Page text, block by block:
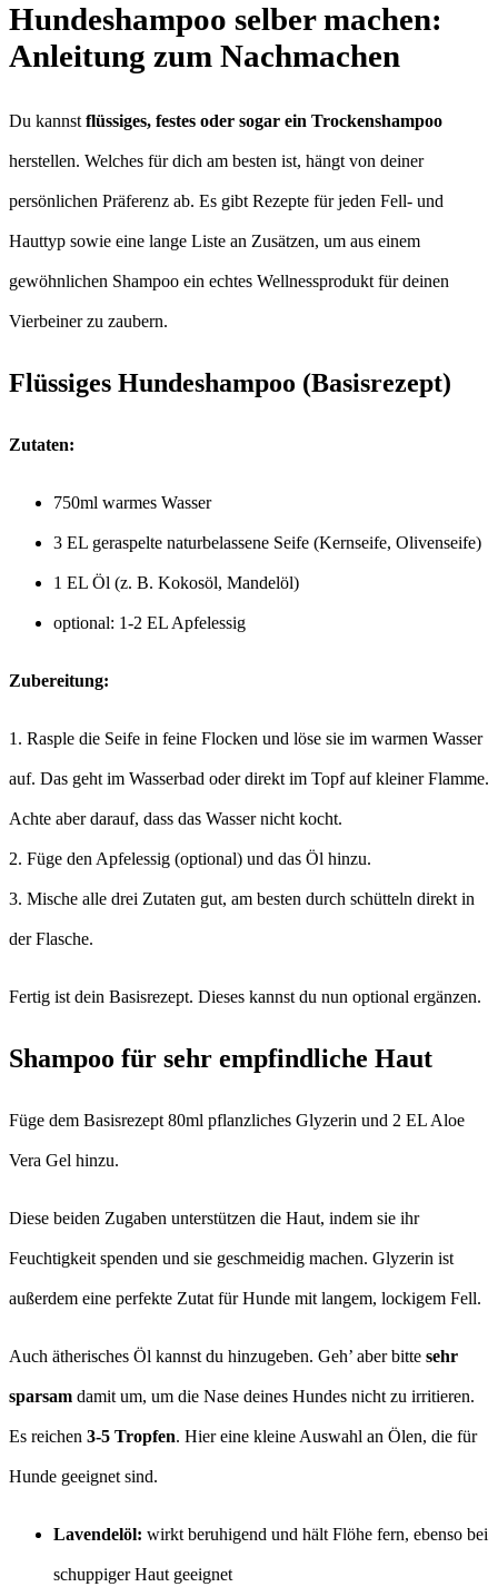
Hundeshampoo selber machen:
Anleitung zum Nachmachen
Du kannst flüssiges, festes oder sogar ein Trockenshampoo
herstellen. Welches für dich am besten ist, hängt von deiner
persönlichen Präferenz ab. Es gibt Rezepte für jeden Fell- und
Hauttyp sowie eine lange Liste an Zusätzen, um aus einem
gewöhnlichen Shampoo ein echtes Wellnessprodukt für deinen
Vierbeiner zu zaubern.
Flüssiges Hundeshampoo (Basisrezept)
Zutaten:
750ml warmes Wasser
3 EL geraspelte naturbelassene Seife (Kernseife, Olivenseife)
1 EL Öl (z. B. Kokosöl, Mandelöl)
optional: 1-2 EL Apfelessig
Zubereitung:
1. Rasple die Seife in feine Flocken und löse sie im warmen Wasser
auf. Das geht im Wasserbad oder direkt im Topf auf kleiner Flamme.
Achte aber darauf, dass das Wasser nicht kocht.
2. Füge den Apfelessig (optional) und das Öl hinzu.
3. Mische alle drei Zutaten gut, am besten durch schütteln direkt in
der Flasche.
Fertig ist dein Basisrezept. Dieses kannst du nun optional ergänzen.
Shampoo für sehr empfindliche Haut
Füge dem Basisrezept 80ml pflanzliches Glyzerin und 2 EL Aloe
Vera Gel hinzu.
Diese beiden Zugaben unterstützen die Haut, indem sie ihr
Feuchtigkeit spenden und sie geschmeidig machen. Glyzerin ist
außerdem eine perfekte Zutat für Hunde mit langem, lockigem Fell.
Auch ätherisches Öl kannst du hinzugeben. Geh’ aber bitte sehr
sparsam damit um, um die Nase deines Hundes nicht zu irritieren.
Es reichen 3-5 Tropfen. Hier eine kleine Auswahl an Ölen, die für
Hunde geeignet sind.
Lavendelöl: wirkt beruhigend und hält Flöhe fern, ebenso bei
schuppiger Haut geeignet